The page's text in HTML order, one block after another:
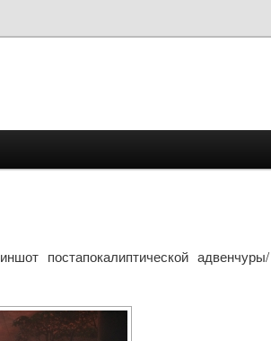
постапокалиптической адвенчуры/